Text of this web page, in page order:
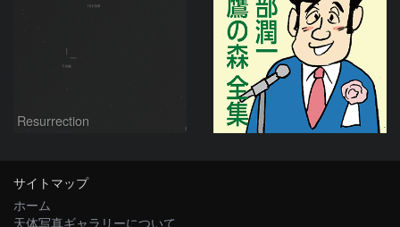
Resurrection
サイトマップ
ホーム
天体写真ギャラリーについて